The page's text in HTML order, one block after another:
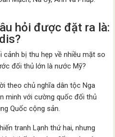
hỏi được đặt ra là:
bị thu hẹp về nhiều mặt so
đối thủ lớn là nước Mỹ?
theo chủ nghĩa dân tộc Nga
minh với cường quốc đối thủ
Quốc cộng sản.
tranh Lạnh thứ hai, nhưng